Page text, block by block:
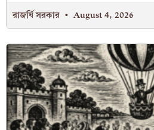
রাজর্ষি সরকার August 4, 2026